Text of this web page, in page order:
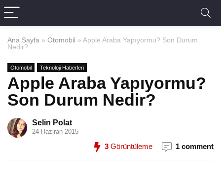
Ana Sayfa » Otomobil » Apple Araba Yapıyormu? Son Durum
Nedir?
Otomobil Teknoloji Haberleri
Apple Araba Yapıyormu?
Son Durum Nedir?
Selin Polat
24 Haziran 2015
3 Görüntüleme 1 comment